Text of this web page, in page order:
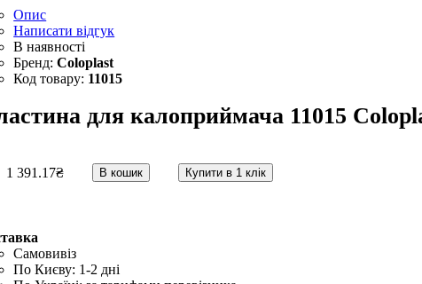
Опис
Написати відгук
Coloplast
11015
для калоприймача 11015
1 391 .17₴ В кошик Купити в 1 клік
Самовивіз
По Києву: 1-2 дні